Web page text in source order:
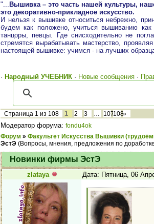
"... Вышивка – это часть нашей культуры,
это декоративно-прикладное искусство.
И нельзя к вышивке относиться небрежно,
будем как положено, учиться вышиванию
танцоры, певцы. Где снисходительно не
стремятся вырабатывать мастерство,
настоящей вышивке: учимся - на лучших
· Народный УЧЕБНИК · Новые сообщения ·
Страница 1 из 108 1 2 3 … 107108»
Модератор форума: fondu4ok
Форум » Факультет Искусства Вышивки
ЭстЭ (Вопросы, мнения, предложения по
Новинки фирмы ЭстЭ
zlataya Дата: Пятница, 06